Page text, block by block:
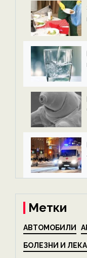
Метки
АВТОМОБИЛИ
БОЛЕЗНИ И